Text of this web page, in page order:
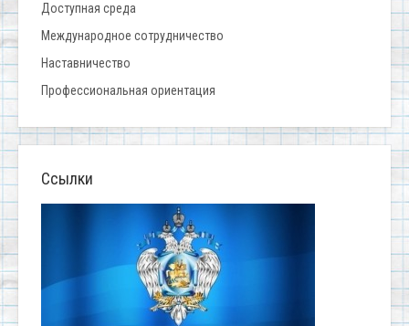
Доступная среда
Международное сотрудничество
Наставничество
Профессиональная ориентация
Ссылки